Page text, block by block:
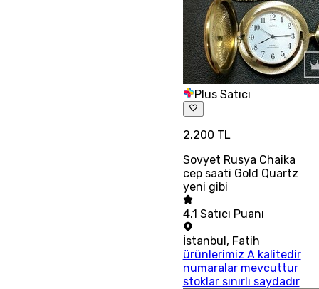
Plus Satıcı
2.200 TL
Sovyet Rusya Chaika
cep saati Gold Quartz
yeni gibi
4.1 Satıcı Puanı
İstanbul, Fatih
ürünlerimiz A kalitedir
numaralar mevcuttur
stoklar sınırlı saydadır